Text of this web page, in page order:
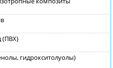
(ПВХ)
гидрокситолуолы)